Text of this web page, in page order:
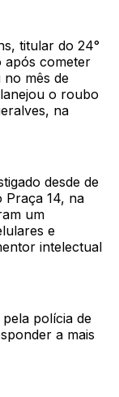
titular do 24°
após cometer
no mês de
o roubo
na
desde de
Praça 14, na
um
e
intelectual
polícia de
a mais